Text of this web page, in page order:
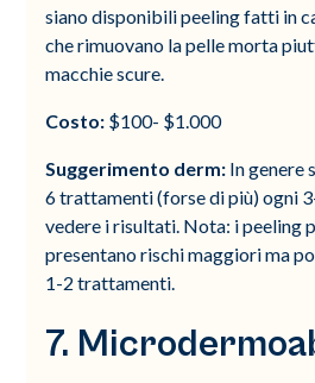
siano disponibili peeling fatti in
che rimuovano la pelle morta
macchie scure.
Costo: $100- $1.000
Suggerimento derm: In genere
6 trattamenti (forse di più) ogni
vedere i risultati. Nota: i peeling
presentano rischi maggiori ma
1-2 trattamenti.
7.